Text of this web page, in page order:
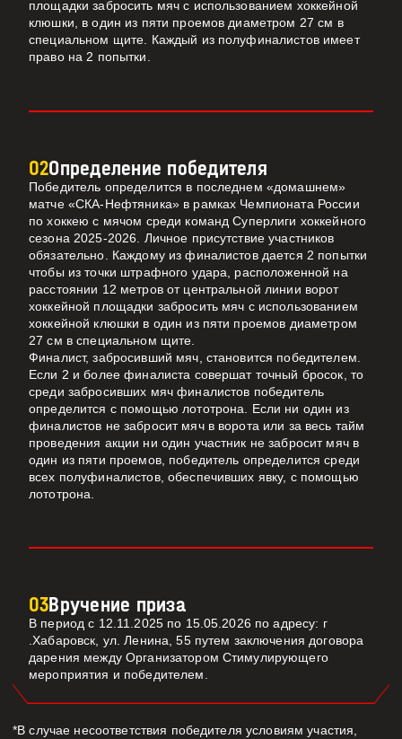
площадки забросить мяч с использованием хоккейной
клюшки, в один из пяти проемов диаметром 27 см в
специальном щите. Каждый из полуфиналистов имеет
право на 2 попытки.
02Определение победителя
Победитель определится в последнем «домашнем»
матче «СКА-Нефтяника» в рамках Чемпионата России
по хоккею с мячом среди команд Суперлиги хоккейного
сезона 2025-2026. Личное присутствие участников
обязательно. Каждому из финалистов дается 2 попытки
чтобы из точки штрафного удара, расположенной на
расстоянии 12 метров от центральной линии ворот
хоккейной площадки забросить мяч с использованием
хоккейной клюшки в один из пяти проемов диаметром
27 см в специальном щите.
Финалист, забросивший мяч, становится победителем.
Если 2 и более финалиста совершат точный бросок, то
среди забросивших мяч финалистов победитель
определится с помощью лототрона. Если ни один из
финалистов не забросит мяч в ворота или за весь тайм
проведения акции ни один участник не забросит мяч в
один из пяти проемов, победитель определится среди
всех полуфиналистов, обеспечивших явку, с помощью
лототрона.
03Вручение приза
В период с 12.11.2025 по 15.05.2026 по адресу: г
.Хабаровск, ул. Ленина, 55 путем заключения договора
дарения между Организатором Стимулирующего
мероприятия и победителем.
*В случае несоответствия победителя условиям участия,